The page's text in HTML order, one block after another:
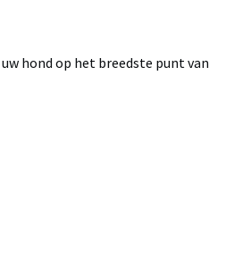
hond op het breedste punt van